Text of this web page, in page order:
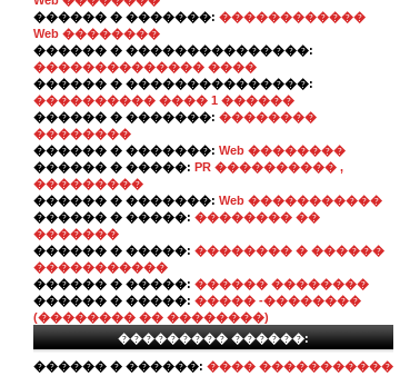
������ � �������: ������������
Web ��������
������ � ���������������:
�������������� ����
������ � ���������������:
���������� ���� 1 ������
������ � �������: ��������
��������
������ � �������: Web ��������
������ � �����: PR ���������� ,
���������
������ � �������: Web �����������
������ � �����: �������� ��
�������
������ � �����: �������� � ������
�����������
������ � �����: ������ ��������
������ � �����: ����� -��������
(�������� �� ��������)
��������� ������:
������ � ������: ���� �����������